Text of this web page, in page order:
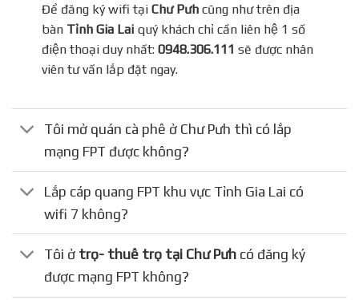
Để đăng ký wifi tạiChư Pưhcũng như trên địa
bànTỉnh Gia Laiquý khách chỉ cần liên hệ 1 số
điện thoại duy nhất:0948.306.111 sẽ được nhân
viên tư vấn lắp đặt ngay.
Tôi mở quán cà phê ở Chư Pưh thì có lắp
mạng FPT được không?
Lắp cáp quang FPT khu vực Tỉnh Gia Lai có
wifi 7 không?
Tôi ở trọ- thuê trọ tại Chư Pưh có đăng ký
được mạng FPT không?